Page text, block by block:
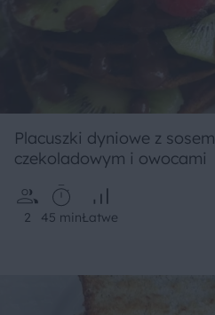
Placuszki dyniowe z sosem
czekoladowym i owocami
2 45 minŁatwe